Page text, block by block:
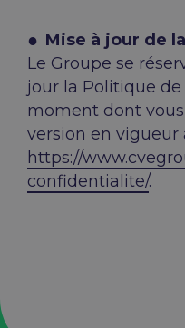
Mise à jour de
Le Groupe se
jour la Politique
moment dont
version en vigueur
https://
confidentialite/.